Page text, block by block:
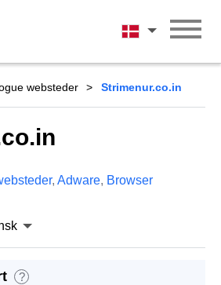
Dansk
websteder Strimenur.co.in
, Adware, Browser
?